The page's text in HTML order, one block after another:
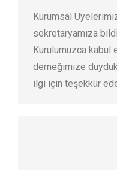
Kurumsal
sekretaryamıza
Kurulumuzca kabul
derneğimize
ilgi için teşekkür